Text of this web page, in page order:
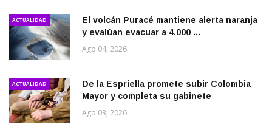
ACTUALIDAD
El volcán Puracé mantiene alerta naranja
y evalúan evacuar a 4.000 ...
Ago 04, 2026
ACTUALIDAD
De la Espriella promete subir Colombia
Mayor y completa su gabinete
Ago 03, 2026